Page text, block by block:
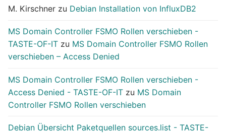
M. Kirschner zu Debian Installation von InfluxDB2
MS Domain Controller FSMO Rollen verschieben -
TASTE-OF-IT zu MS Domain Controller FSMO Rollen
verschieben – Access Denied
MS Domain Controller FSMO Rollen verschieben -
Access Denied - TASTE-OF-IT zu MS Domain
Controller FSMO Rollen verschieben
Debian Übersicht Paketquellen sources.list - TASTE-